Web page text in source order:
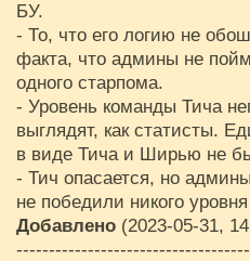
БУ.
- То, что его логию не
факта, что админы не
одного старпома.
- Уровень команды Тича
выглядят, как статисты.
в виде Тича и Ширью не
- Тич опасается, но
не победили никого
Добавлено (2023-05-31,